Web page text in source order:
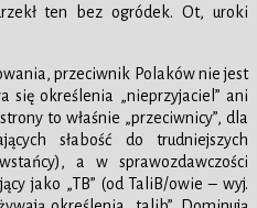
ten bez ogródek. Ot, uroki
przeciwnik Polaków nie jest
się określenia „nieprzyjaciel” ani
to właśnie „przeciwnicy”, dla
słabość do trudniejszych
a w sprawozdawczości
jako „TB” (od TaliB/owie – wyj.